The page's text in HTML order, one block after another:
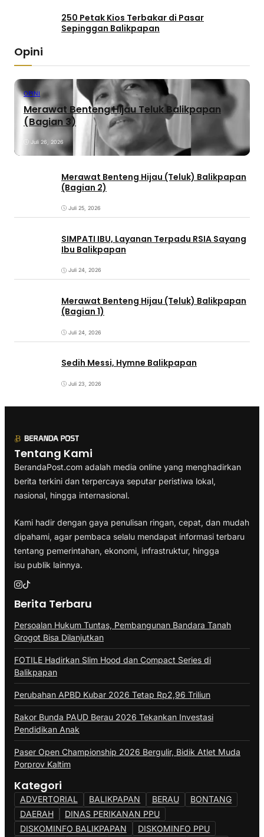
250 Petak Kios Terbakar di Pasar
Sepinggan Balikpapan
Opini
OPINI
Merawat Benteng Hijau Teluk Balikpapan
(Bagian 3)
Juli 26, 2026
Merawat Benteng Hijau (Teluk) Balikpapan
(Bagian 2)
Juli 25, 2026
SIMPATI IBU, Layanan Terpadu RSIA Sayang
Ibu Balikpapan
Juli 24, 2026
Merawat Benteng Hijau (Teluk) Balikpapan
(Bagian 1)
Juli 24, 2026
Sedih Messi, Hymne Balikpapan
Juli 23, 2026
Tentang Kami
BerandaPost.com adalah media online yang menghadirkan
berita terkini dan terpercaya seputar peristiwa lokal,
nasional, hingga internasional.
Kami hadir dengan gaya penulisan ringan, cepat, dan mudah
dipahami, agar pembaca selalu mendapat informasi terbaru
tentang pemerintahan, ekonomi, infrastruktur, hingga
isu publik lainnya.
Berita Terbaru
Persoalan Hukum Tuntas, Pembangunan Bandara Tanah
Grogot Bisa Dilanjutkan
FOTILE Hadirkan Slim Hood dan Compact Series di
Balikpapan
Perubahan APBD Kubar 2026 Tetap Rp2,96 Triliun
Rakor Bunda PAUD Berau 2026 Tekankan Investasi
Pendidikan Anak
Paser Open Championship 2026 Bergulir, Bidik Atlet Muda
Porprov Kaltim
Kategori
ADVERTORIAL BALIKPAPAN BERAU
BONTANG
DAERAH
DINAS PERIKANAN PPU
DISKOMINFO BALIKPAPAN
DISKOMINFO PPU